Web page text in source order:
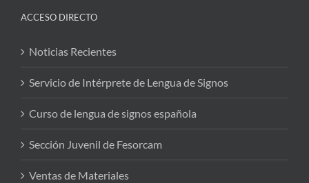
ACCESO DIRECTO
Noticias Recientes
Servicio de Intérprete de Lengua de Signos
Curso de lengua de signos española
Sección Juvenil de Fesorcam
Ventas de Materiales